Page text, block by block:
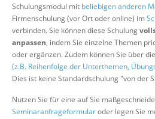
Schulungsmodul mit beliebigen anderen
Firmenschulung (vor Ort oder online) im
verbinden. Sie können diese Schulung
anpassen, indem Sie einzelne Themen
oder ergänzen. Zudem können Sie über die
(z.B. Reihenfolge der Unterthemen,
Dies ist keine Standardschulung "von der
Nutzen Sie für eine auf Sie
Seminaranfrageformularoder legen Sie